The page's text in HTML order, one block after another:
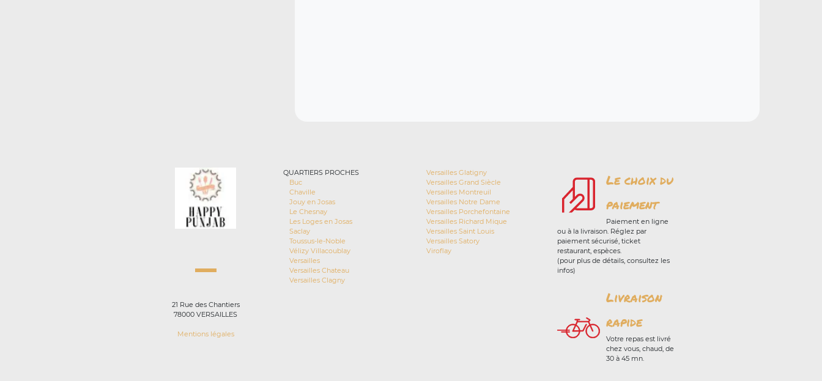
21 Rue des Chantiers
78000 VERSAILLES
Mentions légales
QUARTIERS PROCHES
Buc
Chaville
Jouy en Josas
Le Chesnay
Les Loges en Josas
Saclay
Toussus-le-Noble
Vélizy Villacoublay
Versailles
Versailles Chateau
Versailles Clagny
Versailles Glatigny
Versailles Grand Siècle
Versailles Montreuil
Versailles Notre Dame
Versailles Porchefontaine
Versailles Richard Mique
Versailles Saint Louis
Versailles Satory
Viroflay
Le choix du
paiement
Paiement en ligne
ou à la livraison. Réglez par
paiement sécurisé, ticket
restaurant, espèces.
(pour plus de détails, consultez les
infos)
Livraison
rapide
Votre repas est livré
chez vous, chaud, de
30 à 45 mn.